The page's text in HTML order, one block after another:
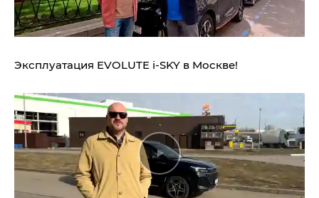
Эксплуатация EVOLUTE i‑SKY в Москве!